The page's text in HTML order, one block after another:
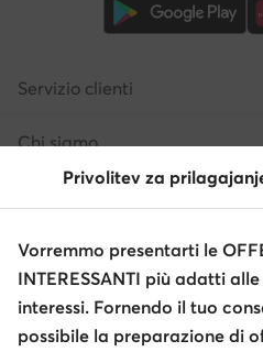
Servizio clienti
Chi siamo
Privolitev za
Vorremmo presentarti le
INTERESSANTI più adatti
interessi. Fornendo il tuo
possibile la preparazione di